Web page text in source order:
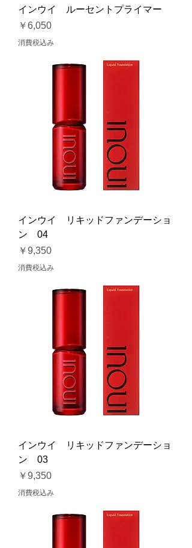
インウイ ルーセントプライマー
価格
￥6,050
消費税込み
インウイ リキッドファンデーショ
ン 04
価格
￥9,350
消費税込み
インウイ リキッドファンデーショ
ン 03
価格
￥9,350
消費税込み